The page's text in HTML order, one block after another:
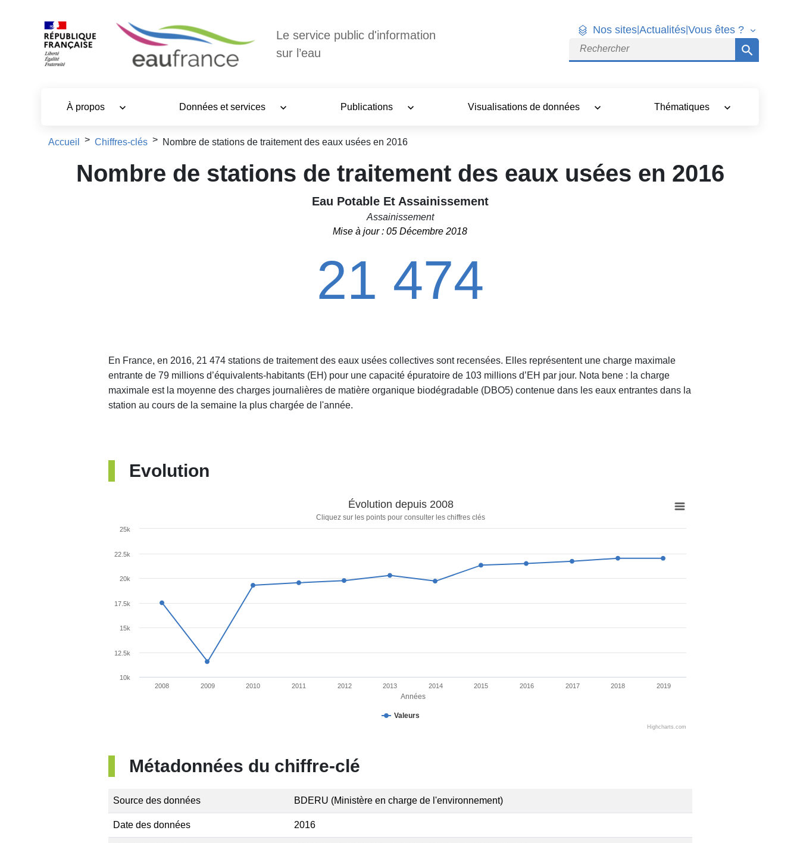
Aller au contenu principal
Le service public d'information
sur l’eau
Nos sites Actualités Vous êtes ?
Rechercher
À propos Données et services Publications Visualisations de données Thématiques
Fil d'Ariane
Accueil Chiffres-clés Nombre de stations de traitement des eaux usées en 2016
Nombre de stations de traitement des eaux usées en 2016
Eau Potable Et Assainissement
Assainissement
Mise à jour : 05 Décembre 2018
21 474
En France, en 2016, 21 474 stations de traitement des eaux usées collectives sont recensées. Elles représentent une charge maximale
entrante de 79 millions d’équivalents-habitants (EH) pour une capacité épuratoire de 103 millions d’EH par jour. Nota bene : la charge
maximale est la moyenne des charges journalières de matière organique biodégradable (DBO5) contenue dans les eaux entrantes dans la
station au cours de la semaine la plus chargée de l'année.
Evolution
Années
Évolution depuis 2008
Cliquez sur les points pour consulter les chiffres clés
Valeurs
2008 2009 2010 2011 2012 2013 2014 2015 2016 2017 2018 2019
10k
12.5k
15k
17.5k
20k
22.5k
25k
Highcharts.com
Métadonnées du chiffre‐clé
Source des données BDERU (Ministère en charge de l'environnement)
Date des données 2016